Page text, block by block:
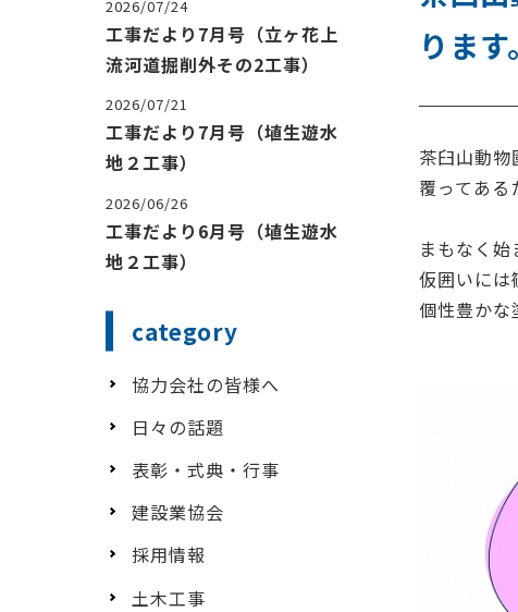
ります。
茶臼山動物
覆ってある
まもなく
仮囲いには
個性豊かな
2026/07/24
工事だより7月号（立ヶ花上
流河道掘削外その2工事）
2026/07/21
工事だより7月号（埴生遊水
地２工事）
2026/06/26
工事だより6月号（埴生遊水
地２工事）
category
協力会社の皆様へ
日々の話題
表彰・式典・行事
建設業協会
採用情報
土木工事